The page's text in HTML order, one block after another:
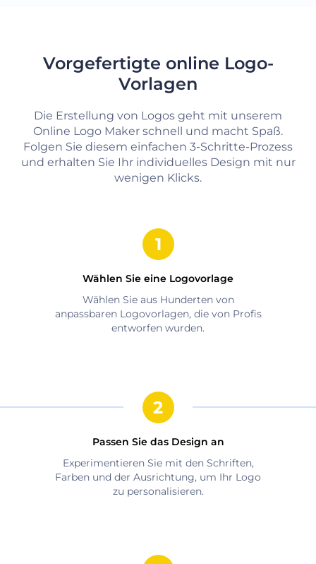
Vorgefertigte online Logo-
Vorlagen
Die Erstellung von Logos geht mit unserem
Online Logo Maker schnell und macht Spaß.
Folgen Sie diesem einfachen 3-Schritte-Prozess
und erhalten Sie Ihr individuelles Design mit nur
wenigen Klicks.
Wählen Sie eine Logovorlage
Wählen Sie aus Hunderten von
anpassbaren Logovorlagen, die von Profis
entworfen wurden.
Passen Sie das Design an
Experimentieren Sie mit den Schriften,
Farben und der Ausrichtung, um Ihr Logo
zu personalisieren.